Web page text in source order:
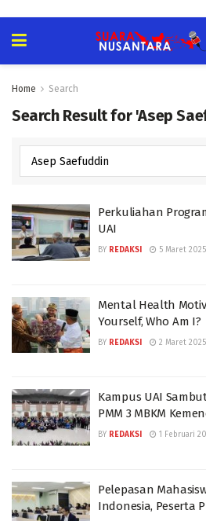
Home Search
Search Result for 'Asep
Perkuliahan
UAI
BY REDAKSI 5 Maret 2025
Mental Health
Yourself, Who Am I?
BY REDAKSI 2 Maret 2025
Kampus UAI
PMM 3 MBKM
BY REDAKSI 1 Februari
Pelepasan
Indonesia, Peserta